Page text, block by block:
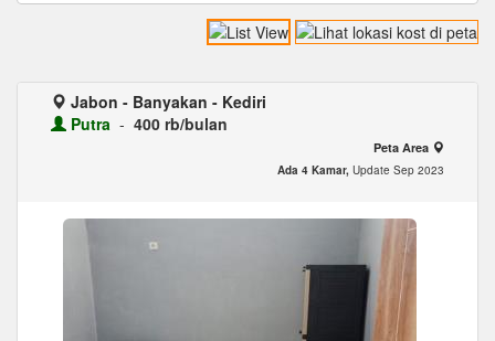
Jabon - Banyakan - Kediri
Putra - 400 rb/bulan
Peta Area
Ada 4 Kamar, Update Sep 2023